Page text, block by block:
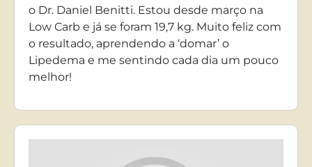
o Dr. Daniel Benitti. Estou desde março na
Low Carb e já se foram 19,7 kg. Muito feliz com
o resultado, aprendendo a ‘domar’ o
Lipedema e me sentindo cada dia um pouco
melhor!